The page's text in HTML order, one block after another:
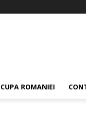
CUPA ROMANIEI